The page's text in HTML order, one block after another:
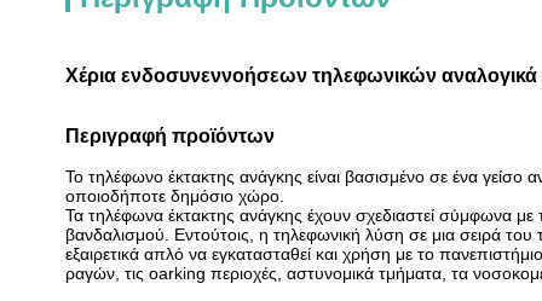
Χέρια ενδοσυνεννοήσεων τηλεφωνικών
Περιγραφή προϊόντων
Το τηλέφωνο έκτακτης ανάγκης είναι βασισμένο σε ένα γείσο
οποιοδήποτε δημόσιο χώρο.
Τα τηλέφωνα έκτακτης ανάγκης έχουν σχεδιαστεί σύμφωνα
βανδαλισμού. Εντούτοις, η τηλεφωνική λύση σε μια σειρά
εξαιρετικά απλό να εγκατασταθεί και χρήση με το
ραγών, τις oarking περιοχές, αστυνομικά τμήματα, τα